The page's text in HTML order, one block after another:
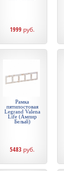
1999 руб.
Рамка
пятипостовая
Legrand Valena
Life (Ампир
Белый)
5483 руб.